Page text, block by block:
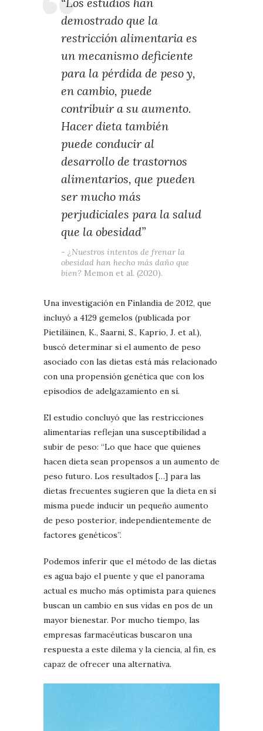
demostrado que la
restricción alimentaria es
un mecanismo deficiente
para la pérdida de peso y,
en cambio, puede
contribuir a su aumento.
Hacer dieta también
puede conducir al
desarrollo de trastornos
alimentarios, que pueden
ser mucho más
perjudiciales para la salud
que la obesidad”
¿Nuestros intentos de frenar la
obesidad han hecho más daño que
bien? Memon et al. (2020).
Una investigación en Finlandia de 2012, que
incluyó a 4129 gemelos (publicada por
Pietiläinen, K., Saarni, S., Kaprio, J. et al.),
buscó determinar si el aumento de peso
asociado con las dietas está más relacionado
con una propensión genética que con los
episodios de adelgazamiento en sí.
El estudio concluyó que las restricciones
alimentarias reflejan una susceptibilidad a
subir de peso: “Lo que hace que quienes
hacen dieta sean propensos a un aumento de
peso futuro. Los resultados […] para las
dietas frecuentes sugieren que la dieta en sí
misma puede inducir un pequeño aumento
de peso posterior, independientemente de
factores genéticos”.
Podemos inferir que el método de las dietas
es agua bajo el puente y que el panorama
actual es mucho más optimista para quienes
buscan un cambio en sus vidas en pos de un
mayor bienestar. Por mucho tiempo, las
empresas farmacéuticas buscaron una
respuesta a este dilema y la ciencia, al fin, es
capaz de ofrecer una alternativa.